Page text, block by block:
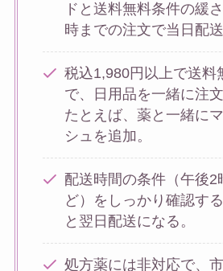
ドと送料無料条件の緩
時までの注文で当日配送
税込1,980円以上で送料
で、日用品を一緒に注
たとえば、薬と一緒に
シュを追加。
配送時間の条件（午後2
ど）をしっかり確認す
と翌日配送になる。
処方薬には非対応で、